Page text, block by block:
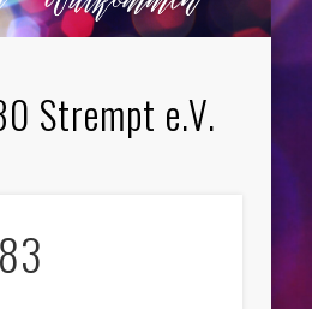
Strempt e.V.